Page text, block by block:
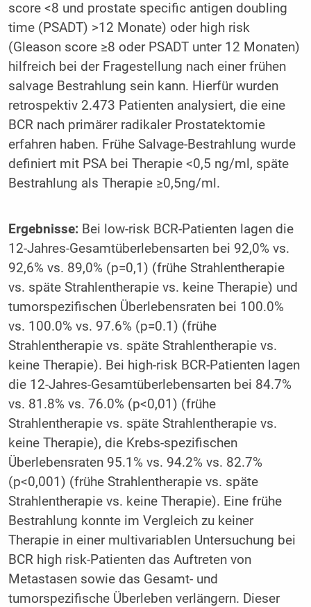
score <8 und prostate specific antigen doubling
time (PSADT) >12 Monate) oder high risk
(Gleason score ≥8 oder PSADT unter 12 Monaten)
hilfreich bei der Fragestellung nach einer frühen
salvage Bestrahlung sein kann. Hierfür wurden
retrospektiv 2.473 Patienten analysiert, die eine
BCR nach primärer radikaler Prostatektomie
erfahren haben. Frühe Salvage-Bestrahlung wurde
definiert mit PSA bei Therapie <0,5 ng/ml, späte
Bestrahlung als Therapie ≥0,5ng/ml.
Ergebnisse:Bei low-risk BCR-Patienten lagen die
12-Jahres-Gesamtüberlebensarten bei 92,0% vs.
92,6% vs. 89,0% (p=0,1) (frühe Strahlentherapie
vs. späte Strahlentherapie vs. keine Therapie) und
tumorspezifischen Überlebensraten bei 100.0%
vs. 100.0% vs. 97.6% (p=0.1) (frühe
Strahlentherapie vs. späte Strahlentherapie vs.
keine Therapie). Bei high-risk BCR-Patienten lagen
die 12-Jahres-Gesamtüberlebensarten bei 84.7%
vs. 81.8% vs. 76.0% (p<0,01) (frühe
Strahlentherapie vs. späte Strahlentherapie vs.
keine Therapie), die Krebs-spezifischen
Überlebensraten 95.1% vs. 94.2% vs. 82.7%
(p<0,001) (frühe Strahlentherapie vs. späte
Strahlentherapie vs. keine Therapie). Eine frühe
Bestrahlung konnte im Vergleich zu keiner
Therapie in einer multivariablen Untersuchung bei
BCR high risk-Patienten das Auftreten von
Metastasen sowie das Gesamt- und
tumorspezifische Überleben verlängern. Dieser